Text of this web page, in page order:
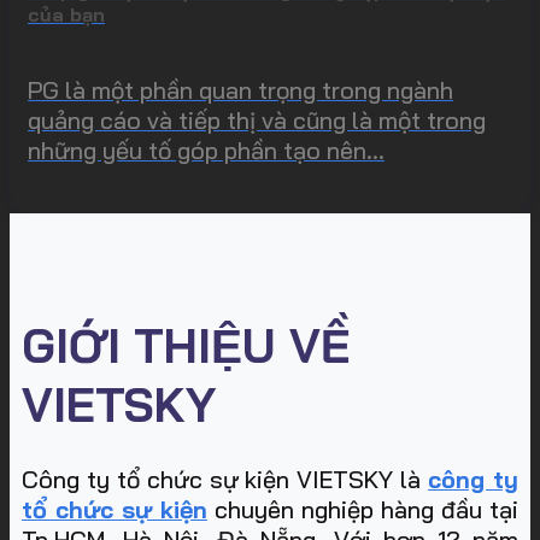
của bạn
PG là một phần quan trọng trong ngành
quảng cáo và tiếp thị và cũng là một trong
những yếu tố góp phần tạo nên...
GIỚI THIỆU VỀ
VIETSKY
Công ty tổ chức sự kiện VIETSKY là công ty
tổ chức sự kiện chuyên nghiệp hàng đầu tại